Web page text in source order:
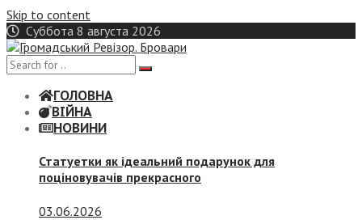
Skip to content
Суббота 8 августа 2026
ГОЛОВНА
ВІЙНА
НОВИНИ
Статуетки як ідеальний подарунок для
поціновувачів прекрасного
03.06.2026